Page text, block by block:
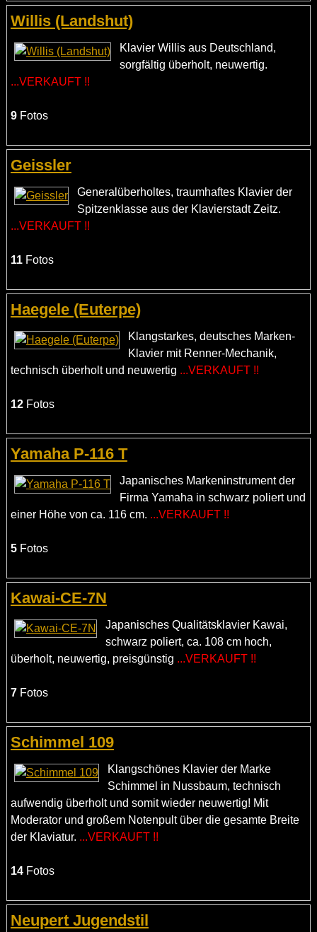
Willis (Landshut)
Klavier Willis aus Deutschland,
sorgfältig überholt, neuwertig.
...VERKAUFT !!
9Fotos
Geissler
Generalüberholtes, traumhaftes Klavier der
Spitzenklasse aus der Klavierstadt Zeitz.
...VERKAUFT !!
11Fotos
Haegele (Euterpe)
Klangstarkes, deutsches Marken-
Klavier mit Renner-Mechanik,
technisch überholt und neuwertig ...VERKAUFT !!
12Fotos
Yamaha P-116 T
Japanisches Markeninstrument der
Firma Yamaha in schwarz poliert und
einer Höhe von ca. 116 cm. ...VERKAUFT !!
5Fotos
Kawai-CE-7N
Japanisches Qualitätsklavier Kawai,
schwarz poliert, ca. 108 cm hoch,
überholt, neuwertig, preisgünstig ...VERKAUFT !!
7Fotos
Schimmel 109
Klangschönes Klavier der Marke
Schimmel in Nussbaum, technisch
aufwendig überholt und somit wieder neuwertig! Mit
Moderator und großem Notenpult über die gesamte Breite
der Klaviatur. ...VERKAUFT !!
14Fotos
Neupert Jugendstil